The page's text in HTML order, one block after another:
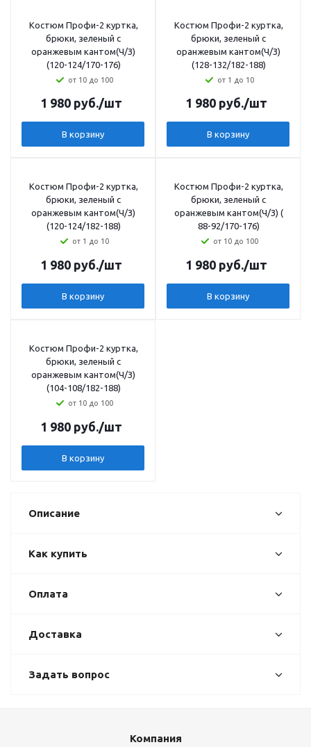
Костюм Профи-2 куртка,
брюки, зеленый с
оранжевым кантом(Ч/З)
(120-124/170-176)
от 10 до 100
1 980руб./шт
В корзину
Костюм Профи-2 куртка,
брюки, зеленый с
оранжевым кантом(Ч/З)
(128-132/182-188)
от 1 до 10
1 980руб./шт
В корзину
Костюм Профи-2 куртка,
брюки, зеленый с
оранжевым кантом(Ч/З)
(120-124/182-188)
от 1 до 10
1 980руб./шт
В корзину
Костюм Профи-2 куртка,
брюки, зеленый с
оранжевым кантом(Ч/З) (
88-92/170-176)
от 10 до 100
1 980руб./шт
В корзину
Костюм Профи-2 куртка,
брюки, зеленый с
оранжевым кантом(Ч/З)
(104-108/182-188)
от 10 до 100
1 980руб./шт
В корзину
Описание
Как купить
Оплата
Доставка
Задать вопрос
Компания